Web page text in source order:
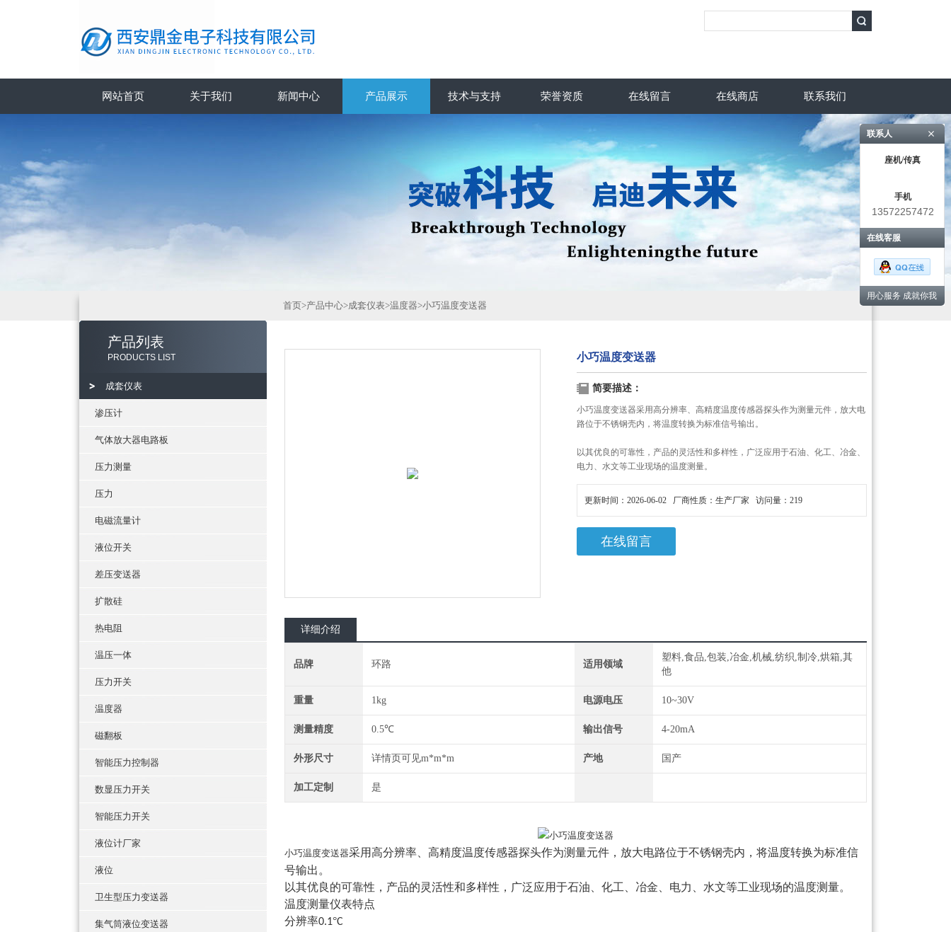
网站首页 关于我们 新闻中心 产品展示 技术与支持 荣誉资质 在线留言 在线商店 联系我们
产品列表
PRODUCTS LIST
成套仪表
渗压计
气体放大器电路板
压力测量
压力
电磁流量计
液位开关
差压变送器
扩散硅
热电阻
温压一体
压力开关
温度器
磁翻板
智能压力控制器
数显压力开关
智能压力开关
液位计厂家
液位
卫生型压力变送器
集气筒液位变送器
首页>产品中心>成套仪表>温度器>小巧温度变送器
小巧温度变送器
简要描述：
小巧温度变送器采用高分辨率、高精度温度传感器探头作为测量元件，放大电
路位于不锈钢壳内，将温度转换为标准信号输出。
以其优良的可靠性，产品的灵活性和多样性，广泛应用于石油、化工、冶金、
电力、水文等工业现场的温度测量。
更新时间：2026-06-02 厂商性质：生产厂家 访问量：219
在线留言
详细介绍
品牌 环路 适用领域
塑料,食品,包装,冶金,机械,纺织,制冷,烘箱,其
他
重量 1kg 电源电压 10~30V
测量精度 0.5℃ 输出信号 4-20mA
外形尺寸 详情页可见m*m*m 产地 国产
加工定制 是
小巧温度变送器采用高分辨率、高精度温度传感器探头作为测量元件，放大电路位于不锈钢壳内，将温度转换为标准信
号输出。
以其优良的可靠性，产品的灵活性和多样性，广泛应用于石油、化工、冶金、电力、水文等工业现场的温度测量。
温度测量仪表特点
分辨率0.1°C
联系人
座机/传真
手机
13572257472
在线客服
用心服务 成就你我